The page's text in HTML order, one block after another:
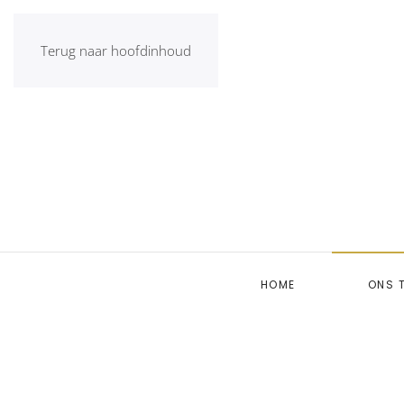
Terug naar hoofdinhoud
HOME ONS